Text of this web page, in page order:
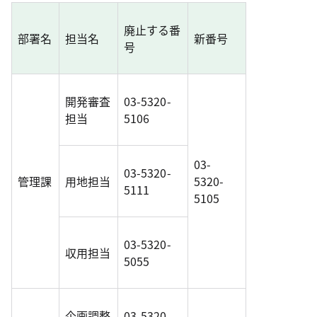
部署名 担当名
廃止する番
号
新番号
管理課
開発審査
担当
03-5320-
5106
03-
5320-
5105
用地担当
03-5320-
5111
収用担当
03-5320-
5055